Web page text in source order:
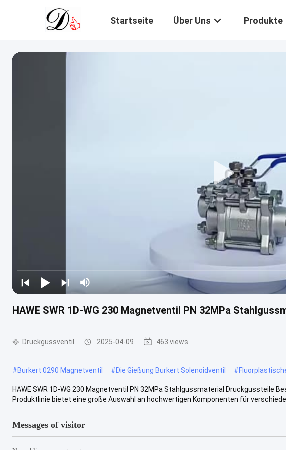
Startseite Über Uns Produkte
HAWE SWR 1D-WG 230 Magnetventil PN 32MPa
Druckgussventil 2025-04-09 463 views
#Burkert 0290 Magnetventil #Die Gießung Burkert Solenoidventil #
HAWE SWR 1D-WG 230 Magnetventil PN 32MPa Stahlgussmaterial Druckgussteile
Produktlinie bietet eine große Auswahl an hochwertigen Komponenten für
Messages of visitor